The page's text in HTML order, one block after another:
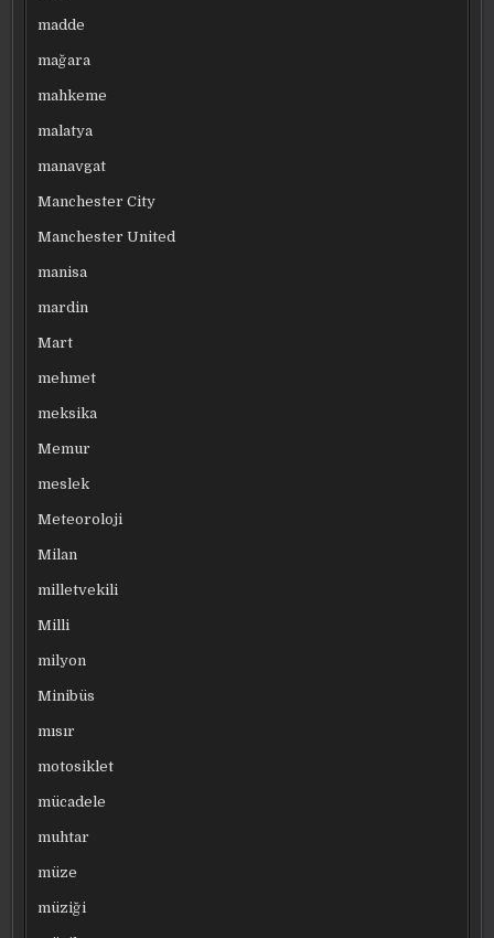
madde
mağara
mahkeme
malatya
manavgat
Manchester City
Manchester United
manisa
mardin
Mart
mehmet
meksika
Memur
meslek
Meteoroloji
Milan
milletvekili
Milli
milyon
Minibüs
mısır
motosiklet
mücadele
muhtar
müze
müziği